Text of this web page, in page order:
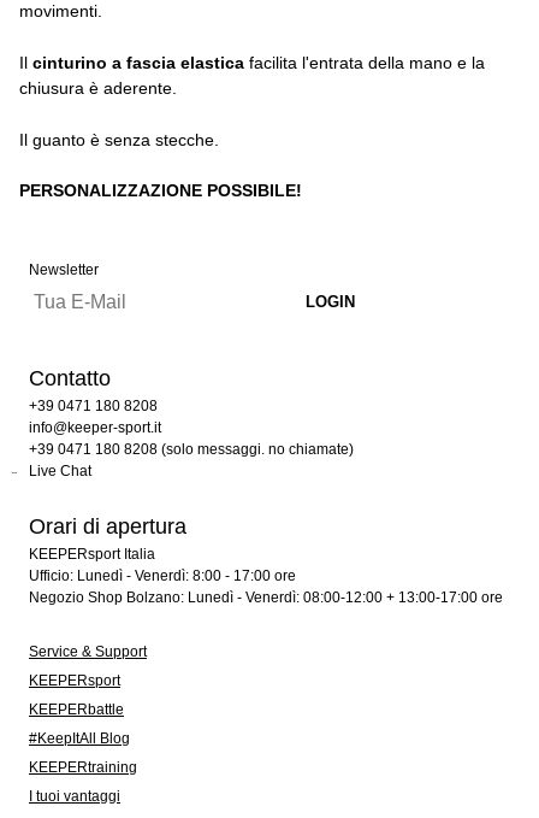
movimenti.
Il cinturino a fascia elastica facilita l'entrata della mano e la
chiusura è aderente.
Il guanto è senza stecche.
PERSONALIZZAZIONE POSSIBILE!
Newsletter
Contatto
+39 0471 180 8208
info@keeper-sport.it
+39 0471 180 8208 (solo messaggi. no chiamate)
Live Chat
Orari di apertura
KEEPERsport Italia
Ufficio: Lunedì - Venerdì: 8:00 - 17:00 ore
Negozio Shop Bolzano: Lunedì - Venerdì: 08:00-12:00 + 13:00-17:00 ore
Service & Support
KEEPERsport
KEEPERbattle
#KeepItAll Blog
KEEPERtraining
I tuoi vantaggi